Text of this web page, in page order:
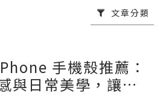
文章分類
手機殼推薦：
與日常美學，讓你